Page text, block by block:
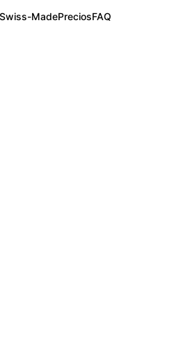
Swiss-MadePreciosFAQ